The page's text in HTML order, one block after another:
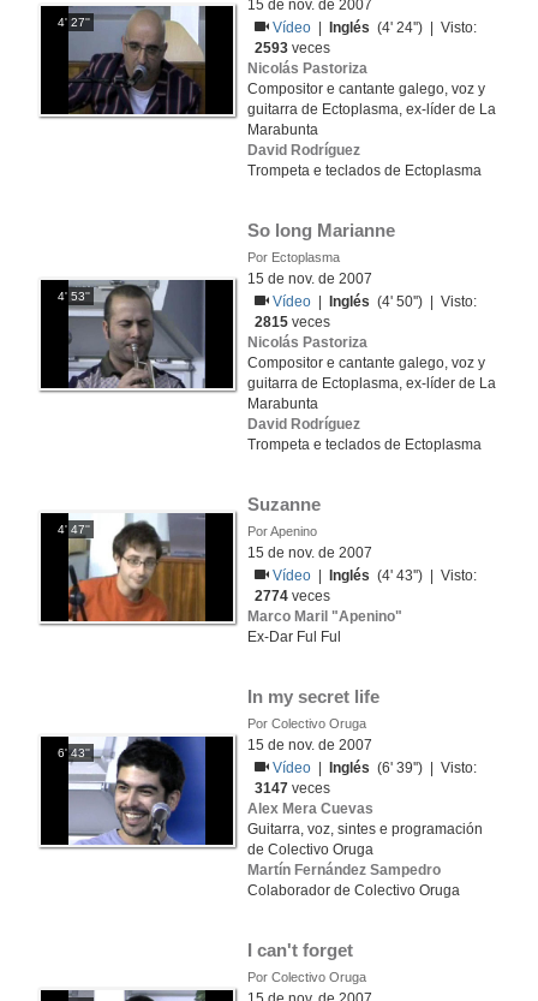
4' 27''
15 de nov. de 2007
Vídeo
Inglés (4' 24'') | Visto:
2593 veces
Nicolás Pastoriza
Compositor e cantante galego, voz y
guitarra de Ectoplasma, ex-líder de La
Marabunta
David Rodríguez
Trompeta e teclados de Ectoplasma
4' 53''
So long Marianne
Por Ectoplasma
15 de nov. de 2007
Vídeo
Inglés (4' 50'') | Visto:
2815 veces
Nicolás Pastoriza
Compositor e cantante galego, voz y
guitarra de Ectoplasma, ex-líder de La
Marabunta
David Rodríguez
Trompeta e teclados de Ectoplasma
4' 47''
Suzanne
Por Apenino
15 de nov. de 2007
Vídeo
Inglés (4' 43'') | Visto:
2774 veces
Marco Maril "Apenino"
Ex-Dar Ful Ful
6' 43''
In my secret life
Por Colectivo Oruga
15 de nov. de 2007
Vídeo
Inglés (6' 39'') | Visto:
3147 veces
Alex Mera Cuevas
Guitarra, voz, sintes e programación
de Colectivo Oruga
Martín Fernández Sampedro
Colaborador de Colectivo Oruga
I can't forget
Por Colectivo Oruga